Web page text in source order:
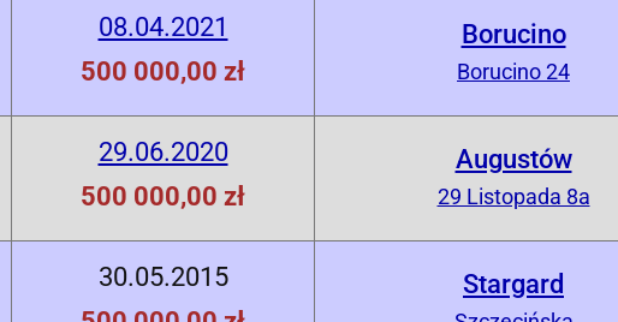
08.04.2021
500 000,00 zł
Borucino
Borucino 24
29.06.2020
500 000,00 zł
Augustów
29 Listopada 8a
30.05.2015
Stargard